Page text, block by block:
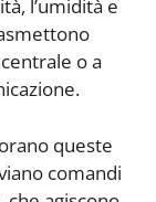
l’umidità e
o a
queste
comandi